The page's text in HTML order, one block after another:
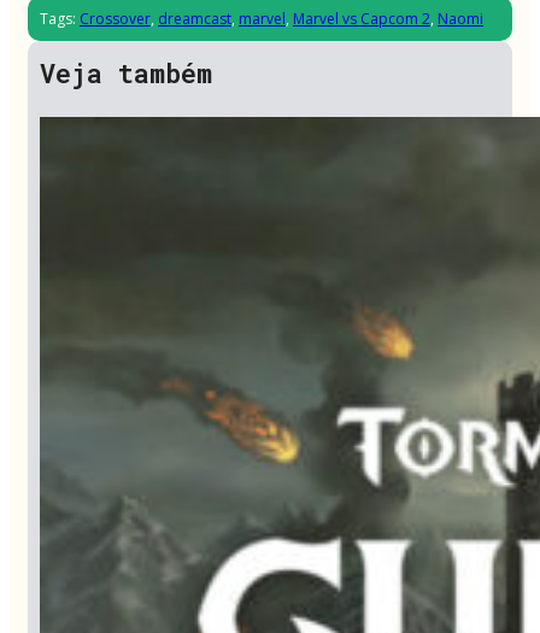
Tags: Crossover, dreamcast, marvel, Marvel vs Capcom 2, Naomi
Veja também